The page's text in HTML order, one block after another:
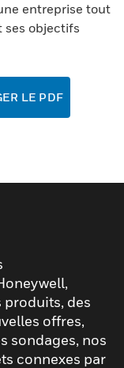
entreprise tout
ses objectifs
LE PDF
produits, des
offres,
sondages, nos
connexes par